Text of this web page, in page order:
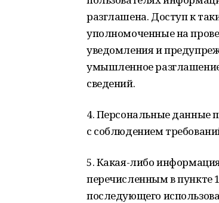
разглашена. Доступ к
уполномоченные на
уведомления и
умышленное
сведений.
4. Персональные данные
с соблюдением
5. Какая-либо
перечисленным в пункте
последующего